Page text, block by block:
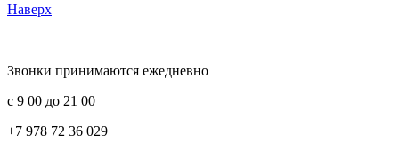
Наверх
Звонки принимаются ежедневно
с 9 00 до 21 00
+7 978 72 36 029